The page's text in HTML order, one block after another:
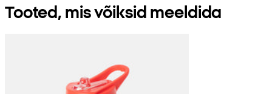
Tooted, mis võiksid meeldida